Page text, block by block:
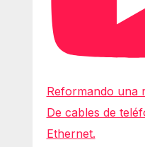
Reformando una
De cables de
Ethernet.